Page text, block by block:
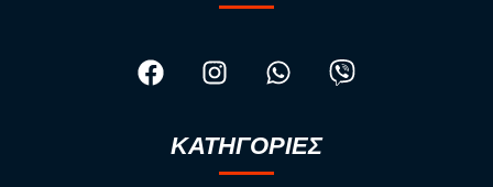
ΚΑΤΗΓΟΡΙΕΣ